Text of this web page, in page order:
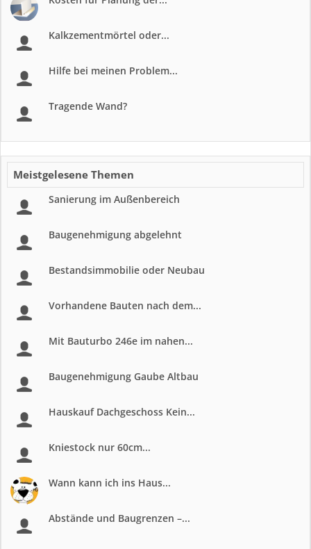
Kalkzementmörtel oder...
Hilfe bei meinen Problem...
Tragende Wand?
Meistgelesene Themen
Sanierung im Außenbereich
Baugenehmigung abgelehnt
Bestandsimmobilie oder Neubau
Vorhandene Bauten nach dem...
Mit Bauturbo 246e im nahen...
Baugenehmigung Gaube Altbau
Hauskauf Dachgeschoss Kein...
Kniestock nur 60cm...
Wann kann ich ins Haus...
Abstände und Baugrenzen –...